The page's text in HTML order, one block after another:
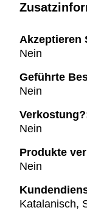
Akzeptieren
Nein
Geführte
Nein
Nein
Produkte
Nein
Katalanisch,